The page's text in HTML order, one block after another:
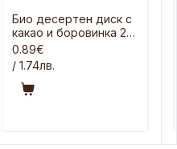
Био десертен диск с
какао и боровинка 26
гр
0.89€
/ 1.74лв.